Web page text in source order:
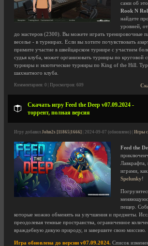
сами об
Rook N
найдете
уровней,
до мастеров (2300). Вы можете играть тренировочные
веселье - в турнирах. Если вы хотите почувствовать
примите участие в швейцарском турнире с участием
судья клуба, может организовать турниры по круговой
турниры и экзотические турниры по King of the Hill.
шахматного клуба.
Комментариев: 0 | Просмотров: 609
Скачать игру Feed the Deep v07.09.2024 -
торрент, полная версия
Игру добавил John2s [11865|1666] | 2024-09-07 (обновлено) | Игры
Feed the
играми, как
Spelunky!
пещер.
которые можно обменять на улучшения и предметы.
преодолевая темные пространства, ограниченное
враждебную дикую природу, и завершите свою миссию.
Игра обновлена до версии v07.09.2024. Список